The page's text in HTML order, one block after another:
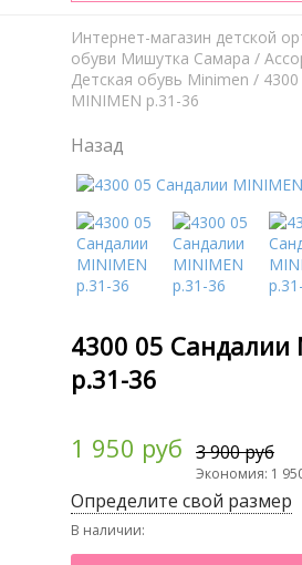
Интернет-магазин детской
обуви Мишутка Самара /
Детская обувь Minimen /
MINIMEN р.31-36
Назад
4300 05 Сандалии
р.31-36
1 950 руб 3 900 руб
Экономия: 1
Определите свой размер
В наличии: